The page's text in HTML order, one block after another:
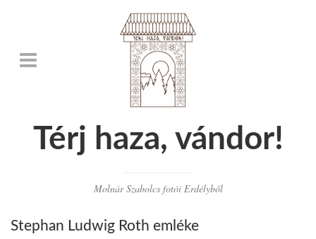
Térj haza, vándor!
Molnár Szabolcs fotói Erdélyből
Stephan Ludwig Roth emléke